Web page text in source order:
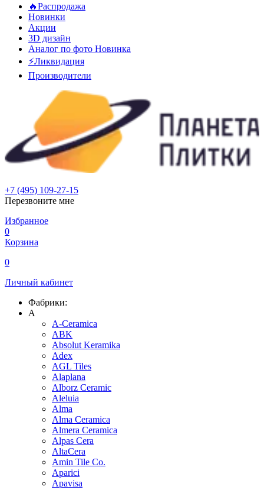
🔥Распродажа
Новинки
Акции
3D дизайн
Аналог по фото Новинка
⚡Ликвидация
Производители
+7 (495) 109-27-15
Перезвоните мне
Избранное
0
Корзина
0
Личный кабинет
Фабрики:
A
A-Ceramica
ABK
Absolut Keramika
Adex
AGL Tiles
Alaplana
Alborz Ceramic
Aleluia
Alma
Alma Ceramica
Almera Ceramica
Alpas Cera
AltaCera
Amin Tile Co.
Aparici
Apavisa